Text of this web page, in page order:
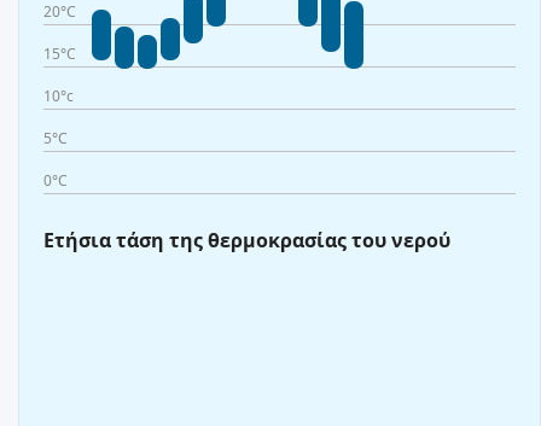
20°C
15°C
10°c
5°C
0°C
Ετήσια τάση της θερμοκρασίας του νερού